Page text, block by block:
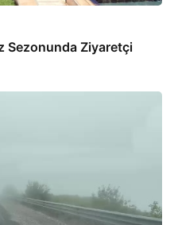
Sezonunda Ziyaretçi